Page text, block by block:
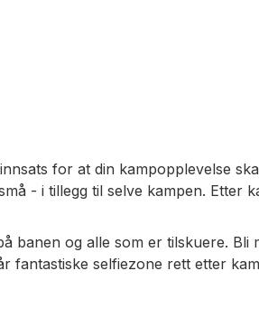
for at din kampopplevelse
- i tillegg til selve kampen. Etter
banen og alle som er tilskuere. Bli
fantastiske selfiezone rett etter